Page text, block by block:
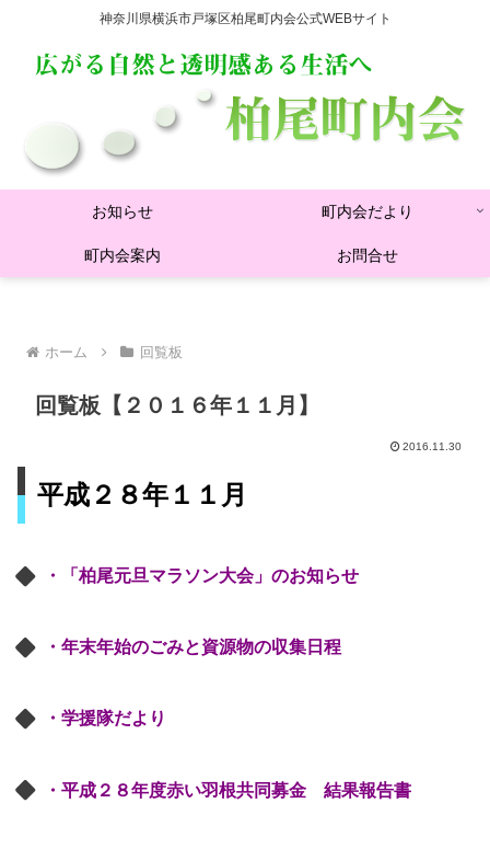
神奈川県横浜市戸塚区柏尾町内会公式WEBサイト
お知らせ 町内会だより
町内会案内 お問合せ
ホーム 回覧板
回覧板【２０１６年１１月】
2016.11.30
平成２８年１１月
・「柏尾元旦マラソン大会」のお知らせ
・年末年始のごみと資源物の収集日程
・学援隊だより
・平成２８年度赤い羽根共同募金 結果報告書